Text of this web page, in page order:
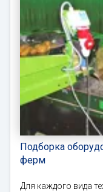
Подборка
ферм
Для каждого вида